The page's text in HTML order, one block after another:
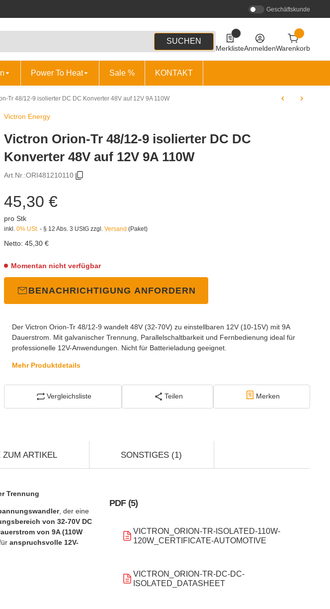
Geschäftskunde
SUCHEN
0 Produkte in der Liste
MerklisteAnmeldenWarenkorb
Power To Heat Sale % KONTAKT
Tr 48/12-9 isolierter DC DC Konverter 48V auf 12V 9A 110W
Victron Energy
Victron Orion-Tr 48/12-9 isolierter DC DC
Konverter 48V auf 12V 9A 110W
Art.Nr.:ORI481210110
45,30 €
pro Stk
inkl. 0% USt. - § 12 Abs. 3 UStG zzgl. Versand (Paket)
Netto: 45,30 €
Momentan nicht verfügbar
BENACHRICHTIGUNG ANFORDERN
Der Victron Orion-Tr 48/12-9 wandelt 48V (32-70V) zu einstellbaren 12V (10-15V) mit 9A
Dauerstrom. Mit galvanischer Trennung, Parallelschaltbarkeit und Fernbedienung ideal für
professionelle 12V-Anwendungen. Nicht für Batterieladung geeignet.
Mehr Produktdetails
Vergleichsliste Teilen Merken
ZUM ARTIKEL SONSTIGES (1)
Trennung
, der eine
von 32-70V DC
von 9A (110W
anspruchsvolle 12V-
PDF (5)
VICTRON_ORION-TR-ISOLATED-110W-
120W_CERTIFICATE-AUTOMOTIVE
VICTRON_ORION-TR-DC-DC-
ISOLATED_DATASHEET